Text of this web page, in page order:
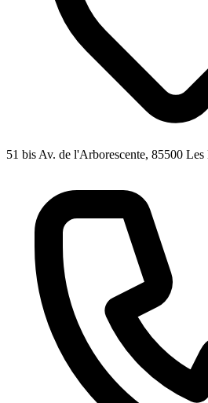
51 bis Av. de l'Arborescente, 85500 Les